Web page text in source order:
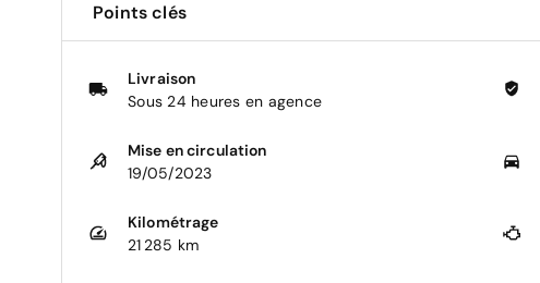
Points clés
Livraison
Sous 24 heures en agence
Mise en circulation
19/05/2023
Kilométrage
21 285 km